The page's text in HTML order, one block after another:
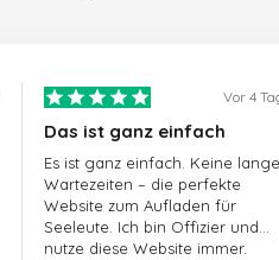
Vor 4
Das ist ganz einfach
Es ist ganz einfach. Keine
Wartezeiten – die perfekte
Website zum Aufladen für
Seeleute. Ich bin Offizier und
nutze diese Website immer.